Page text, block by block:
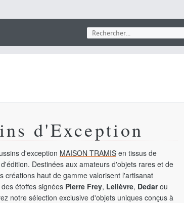
d'Exception
d'exception MAISON TRAMIS en tissus de
Destinées aux amateurs d'objets rares et de
créations haut de gamme valorisent l'artisanat
étoffes signées Pierre Frey, Lelièvre, Dedarou
notre sélection exclusive d'objets uniques conçus à